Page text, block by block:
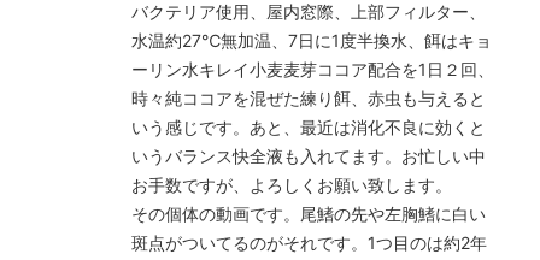
バクテリア使用、屋内窓際、上部フィルター、
水温約27℃無加温、7日に1度半換水、餌はキョ
ーリン水キレイ小麦麦芽ココア配合を1日２回、
時々純ココアを混ぜた練り餌、赤虫も与えると
いう感じです。あと、最近は消化不良に効くと
いうバランス快全液も入れてます。お忙しい中
お手数ですが、よろしくお願い致します。
その個体の動画です。尾鰭の先や左胸鰭に白い
斑点がついてるのがそれです。1つ目のは約2年